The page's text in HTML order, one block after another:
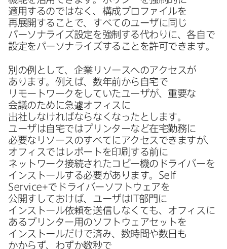
適用するのではなく、​構成プロファイルを​
再展開する​ことで、​すべての​ユーザに​同じ​
パーソナライズ設定を​強制する​代わりに、​各自で​
設定を​パーソナライズする​ことを​許可できます。
別の​例と​して、​企業リソースへの​アクセスが​
あります。​例えば、​数年前から​自宅で​
リモートワークを​していた​ユーザが、​重要な​
会議の​ために​急遽オフィスに​
出社しなければならなくなったとします。​
ユーザは​自宅では​プリンターなど​在宅勤務に​
必要な​リソースの​すべてに​アクセスできますが、​
オフィスでは​レポートを​印刷する​前に​
ネットワーク接続された​コピー機の​ドライバーを​
インストールする​必要が​あります。 Self
Service+で​ドライバーソフトウェアを​
公開すしておけば、​ユーザは IT部門に​
インストール依頼を​送信しなくても、​オフィスに​
ある​プリンター用の​ソフトウェアセットを​
インストールだけで​済み、​数時間や​数日も​
かからず、​わずか​数秒で​